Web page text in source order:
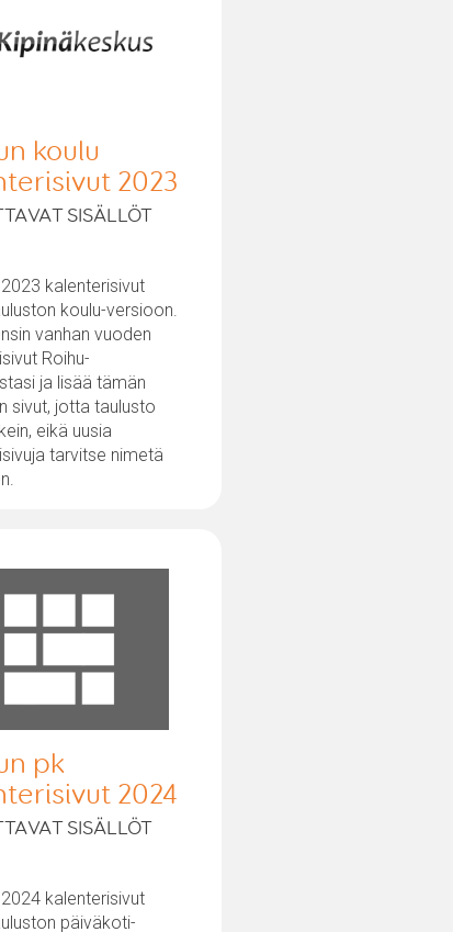
koulu
2023
SISÄLLÖT
kalenterisivut
koulu-versioon.
vanhan vuoden
Roihu-
ja lisää tämän
sivut, jotta taulusto
eikä uusia
tarvitse nimetä
pk
2024
SISÄLLÖT
kalenterisivut
päiväkoti-